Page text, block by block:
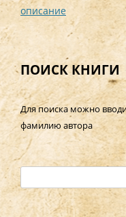
записям
описание
ПОИСК КНИГИ
Для поиска можно
фамилию автора
а
й